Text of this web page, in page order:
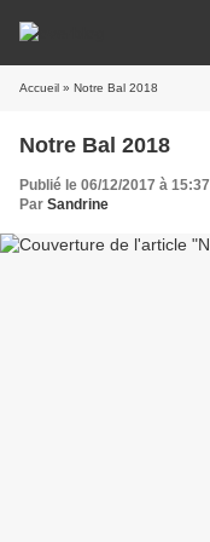
Accueil » Notre Bal 2018
Notre Bal 2018
Publié le 06/12/2017 à 15:37
Par Sandrine